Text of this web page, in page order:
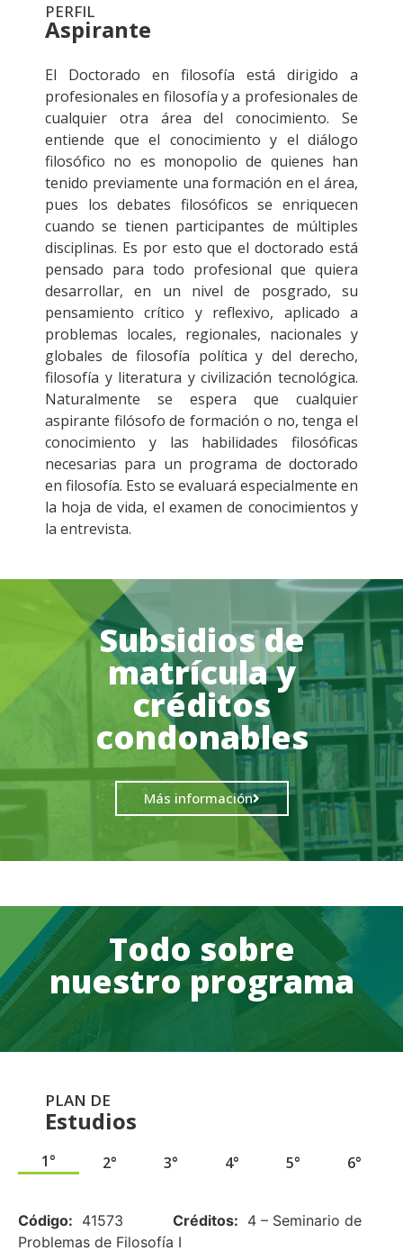
PERFIL
Aspirante
El Doctorado en filosofía está dirigido a
profesionales en filosofía y a profesionales de
cualquier otra área del conocimiento. Se
entiende que el conocimiento y el diálogo
filosófico no es monopolio de quienes han
tenido previamente una formación en el área,
pues los debates filosóficos se enriquecen
cuando se tienen participantes de múltiples
disciplinas. Es por esto que el doctorado está
pensado para todo profesional que quiera
desarrollar, en un nivel de posgrado, su
pensamiento crítico y reflexivo, aplicado a
problemas locales, regionales, nacionales y
globales de filosofía política y del derecho,
filosofía y literatura y civilización tecnológica.
Naturalmente se espera que cualquier
aspirante filósofo de formación o no, tenga el
conocimiento y las habilidades filosóficas
necesarias para un programa de doctorado
en filosofía. Esto se evaluará especialmente en
la hoja de vida, el examen de conocimientos y
la entrevista.
Subsidios de
matrícula y
créditos
condonables
Más información
Todo sobre
nuestro programa
PLAN DE
Estudios
1° 2° 3° 4° 5° 6°
Código: 41573 Créditos: 4 – Seminario de
Problemas de Filosofía I